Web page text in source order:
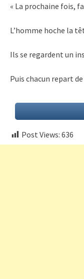
« La prochaine fois,
L’homme hoche la
Ils se regardent un
Puis chacun repart
Post Views: 636